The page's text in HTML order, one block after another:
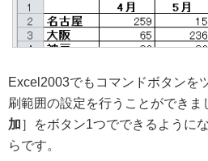
Excel2003でもコマンドボタンを
刷範囲の設定を行うことができま
加］をボタン1つでできるように
らです。